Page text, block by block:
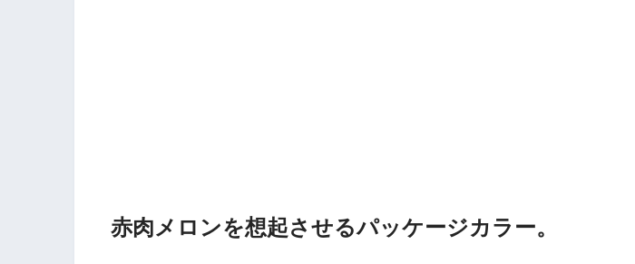
赤肉メロンを想起させるパッケージカラー。